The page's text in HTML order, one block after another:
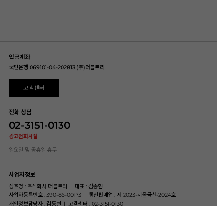
입금계좌
국민은행 069101-04-202813 (주)더블트리
고객센터
전화 상담
02-3151-0130
광고전화사절
일요일 및 공휴일 휴무
사업자정보
상호명 : 주식회사 더블트리 | 대표 : 김종현
사업자등록번호 : 390-86-00173 | 통신판매업 : 제 2023-서울금천-2024호
개인정보담당자 : 김동현 | 고객센터 : 02-3151-0130